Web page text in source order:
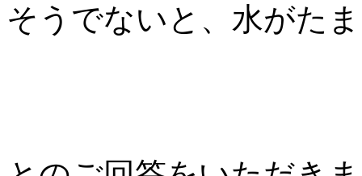
そうでないと、水がた